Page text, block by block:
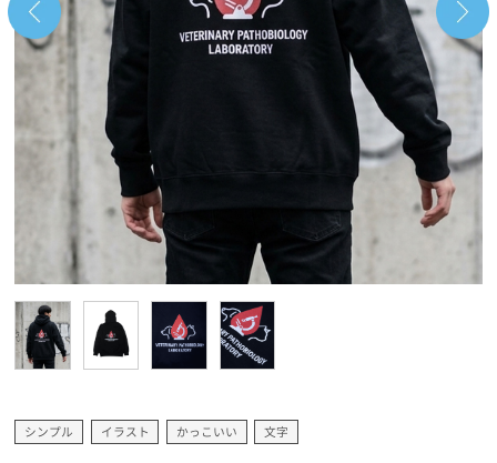
シンプル イラスト かっこいい 文字